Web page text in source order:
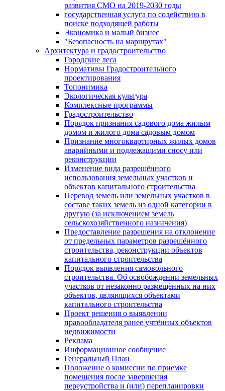
развития СМО на 2019-2030 годы
государственная услуга по содействию в
поиске подходящей работы
Экономика и малый бизнес
"Безопасность на маршрутах"
Архитектура и градостроительство
Городские леса
Нормативы Градостроительного
проектирования
Топонимика
Экологическая культура
Комплексные программы
Градостроительство
Порядок признания садового дома жилым
домом и жилого дома садовым домом
Признание многоквартирных жилых домов
аварийными и подлежащими сносу или
реконструкции
Изменение вида разрешённого
использования земельных участков и
объектов капитального строительства
Перевод земель или земельных участков в
составе таких земель из одной категории в
другую (за исключением земель
сельскохозяйственного назначения)
Предоставление разрешения на отклонение
от предельных параметров разрешённого
строительства, реконструкции объектов
капитального строительства
Порядок выявления самовольного
строительства. Об освобождении земельных
участков от незаконно размещённых на них
объектов, являющихся объектами
капитального строительства
Проект решения о выявлении
правообладателя ранее учтённых объектов
недвижимости
Реклама
Информационное сообщение
Генеральный План
Положение о комиссии по приемке
помещения после завершения
переустройства и (или) перепланировки